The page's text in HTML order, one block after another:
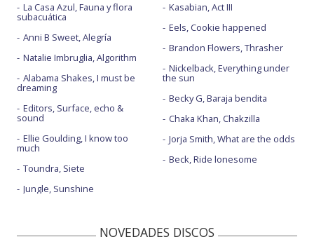
La Casa Azul, Fauna y flora
subacuática
Anni B Sweet, Alegría
Natalie Imbruglia, Algorithm
Alabama Shakes, I must be
dreaming
Editors, Surface, echo &
sound
Ellie Goulding, I know too
much
Toundra, Siete
Jungle, Sunshine
Kasabian, Act III
Eels, Cookie happened
Brandon Flowers, Thrasher
Nickelback, Everything under
the sun
Becky G, Baraja bendita
Chaka Khan, Chakzilla
Jorja Smith, What are the odds
Beck, Ride lonesome
NOVEDADES DISCOS